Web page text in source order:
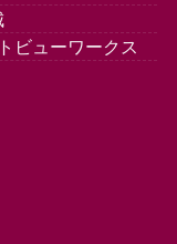
ビューワークス